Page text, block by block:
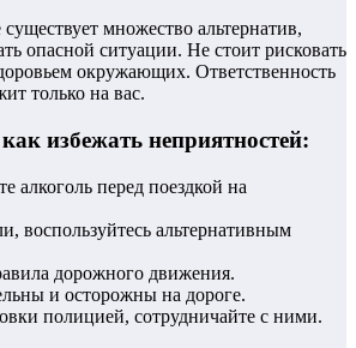
множество альтернатив,
опасной ситуации. Не стоит рисковать
окружающих. Ответственность
только на вас.
избежать неприятностей:
алкоголь перед поездкой на
воспользуйтесь альтернативным
дорожного движения.
и осторожны на дороге.
полицией, сотрудничайте с ними.